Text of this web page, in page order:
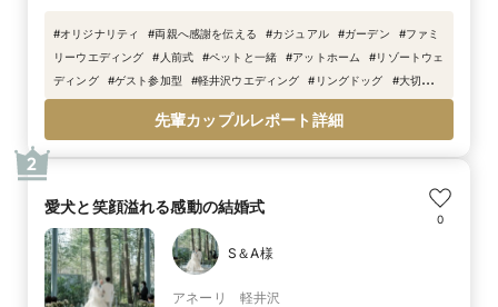
#オリジナリティ #両親へ感謝を伝える #カジュアル #ガーデン #ファミ
リーウエディング
# 人前式 #ペットと一緒 #アットホーム #リゾートウェ
ディング
#ゲスト参加型 #軽井沢ウエディング # リングドッグ #大切な家
族
#ゲストと歓談 #春婚
先輩カップルレポート詳細
2
愛犬と笑顔溢れる感動の結婚式
0
S＆A様
アネーリ 軽井沢